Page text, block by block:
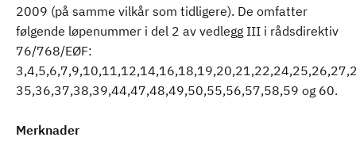
2009 (på samme vilkår som tidligere). De omfatter
følgende løpenummer i del 2 av vedlegg III i rådsdirektiv
76/768/EØF:
35,36,37,38,39,44,47,48,49,50,55,56,57,58,59 og 60.
Merknader